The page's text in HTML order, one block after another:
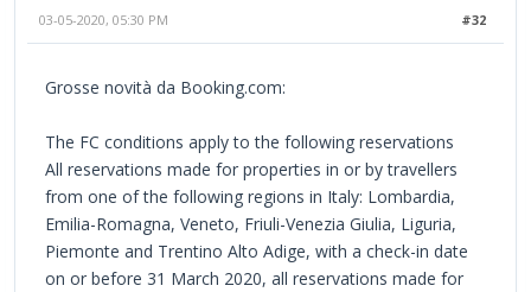
#32
03-05-2020, 05:30 PM
Grosse novità da Booking.com:
The FC conditions apply to the following reservations
All reservations made for properties in or by travellers
from one of the following regions in Italy: Lombardia,
Emilia-Romagna, Veneto, Friuli-Venezia Giulia, Liguria,
Piemonte and Trentino Alto Adige, with a check-in date
on or before 31 March 2020, all reservations made for